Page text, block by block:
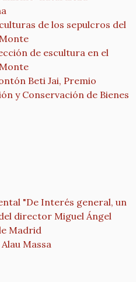
de los sepulcros del
de escultura en el
Beti Jai, Premio
y Conservación de Bienes
"De Interés general, un
director Miguel Ángel
Madrid
Massa